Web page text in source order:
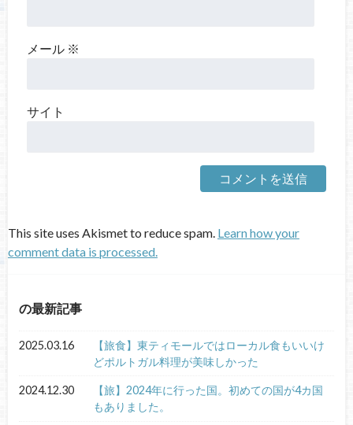
メール ※
サイト
This site uses Akismet to reduce spam. Learn how your
comment data is processed.
の最新記事
2025.03.16
【旅食】東ティモールではローカル食もいいけ
どポルトガル料理が美味しかった
2024.12.30
【旅】2024年に行った国。初めての国が4カ国
もありました。